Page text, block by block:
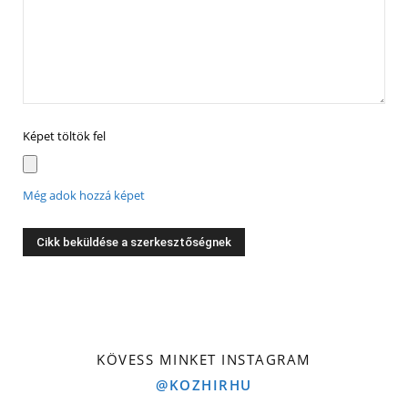
Képet töltök fel
Még adok hozzá képet
KÖVESS MINKET INSTAGRAM
@KOZHIRHU